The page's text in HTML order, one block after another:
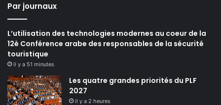
Par journaux
L’utilisation des technologies modernes au coeur de la
12è Conférence arabe des responsables de la sécurité
touristique
il y a 51 minutes
Les quatre grandes priorités du PLF
2027
il y a 2 heures